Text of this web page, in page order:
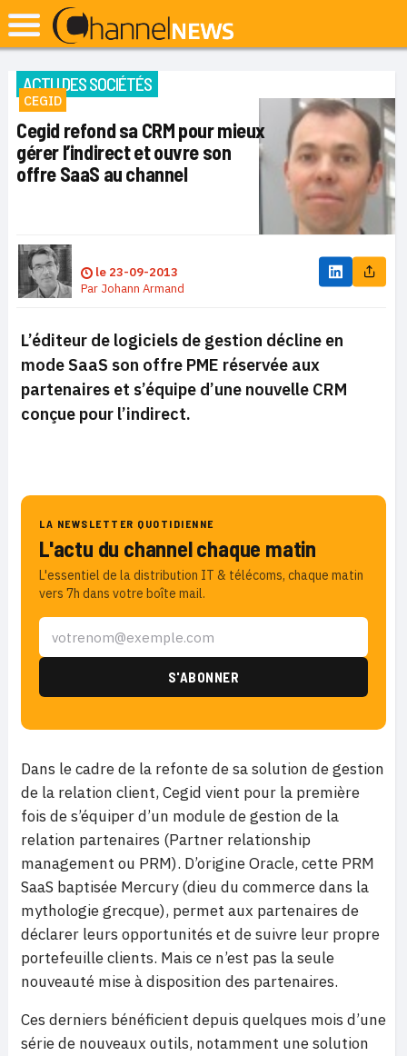
ACTU DES SOCIÉTÉS
CEGID
Cegid refond sa CRM pour mieux
gérer l’indirect et ouvre son
offre SaaS au channel
le 23-09-2013
Par Johann Armand
L’éditeur de logiciels de gestion décline en
mode SaaS son offre PME réservée aux
partenaires et s’équipe d’une nouvelle CRM
conçue pour l’indirect.
LA NEWSLETTER QUOTIDIENNE
L'actu du channel chaque matin
L'essentiel de la distribution IT & télécoms, chaque matin
vers 7h dans votre boîte mail.
Dans le cadre de la refonte de sa solution de gestion
de la relation client, Cegid vient pour la première
fois de s’équiper d’un module de gestion de la
relation partenaires (Partner relationship
management ou PRM). D’origine Oracle, cette PRM
SaaS baptisée Mercury (dieu du commerce dans la
mythologie grecque), permet aux partenaires de
déclarer leurs opportunités et de suivre leur propre
portefeuille clients. Mais ce n’est pas la seule
nouveauté mise à disposition des partenaires.
Ces derniers bénéficient depuis quelques mois d’une
série de nouveaux outils, notamment une solution